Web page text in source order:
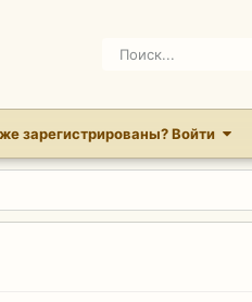
зарегистрированы? Войти